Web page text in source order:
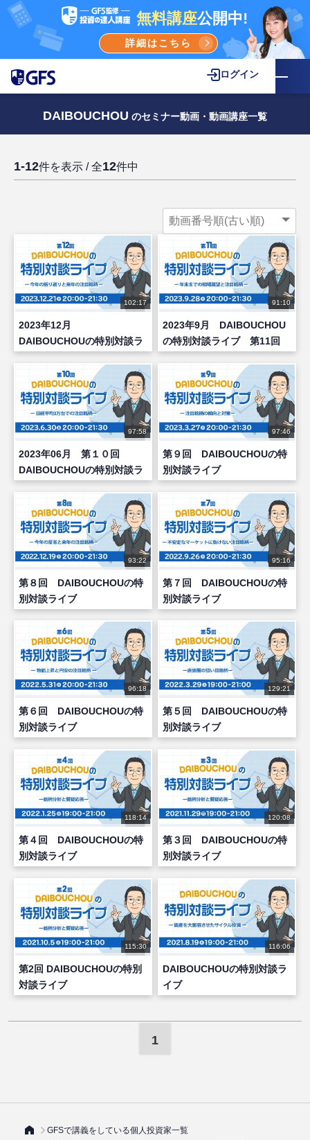
無料講座公開中!
詳細はこちら
ログイン
DAIBOUCHOU のセミナー動画・動画講座一覧
1-12件を表示 / 全12件中
102:17
2023年12月
DAIBOUCHOUの特別対談ラ
イブ 第12回
91:10
2023年9月 DAIBOUCHOU
の特別対談ライブ 第11回
97:58
2023年06月 第１０回
DAIBOUCHOUの特別対談ラ
イブ
97:46
第９回 DAIBOUCHOUの特
別対談ライブ
93:22
第８回 DAIBOUCHOUの特
別対談ライブ
95:16
第７回 DAIBOUCHOUの特
別対談ライブ
96:18
第６回 DAIBOUCHOUの特
別対談ライブ
129:21
第５回 DAIBOUCHOUの特
別対談ライブ
118:14
第４回 DAIBOUCHOUの特
別対談ライブ
120:08
第３回 DAIBOUCHOUの特
別対談ライブ
115:30
第2回 DAIBOUCHOUの特別
対談ライブ
116:06
DAIBOUCHOUの特別対談ラ
イブ
1
GFSで講義をしている個人投資家一覧